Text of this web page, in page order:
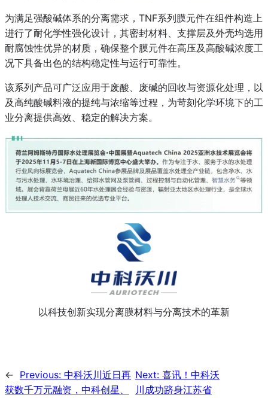
为满足强酸碱体系的分离需求，TNF系列膜元件在组件构造上
进行了耐化学性强化设计，其密封材料、支撑层及外壳均选用
耐腐蚀性优异的材质，确保整个膜元件在高压及高酸碱浓度工
况下具备出色的结构稳定性与运行可靠性。
该系列产品可广泛应用于废酸、废碱的回收与资源化处理，以
及高纯酸碱料液的提纯与浓缩等过程，为苛刻化学环境下的工
业分离提供高效、稳定的解决方案。
以科技创新实现分离膜材料与分离技术的革新
← Previous: 中科沃川近日再
获数千万元融资，中科创星、
Next: 喜讯！中科沃
川成功跻身江苏省